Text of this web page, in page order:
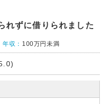
れずに借りられました
年収： 100万円未満